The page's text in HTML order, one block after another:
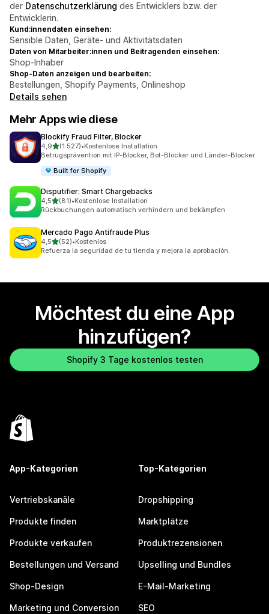
der Datenschutzerklärung des Entwicklers bzw. der
Entwicklerin.
Kund:innendaten einsehen:
Sensible Daten, Geräte- und Aktivitätsdaten
Daten von Mitarbeiter:innen und Beitragenden einsehen:
Shop-Inhaber
Shop-Daten anzeigen und bearbeiten:
Bestellungen, Shopify Payments, Onlineshop
Details sehen
Mehr Apps wie diese
Blockify Fraud Filter, Blocker
4,9von 5 Sternen
(1.527)
1527 Rezensionen insgesamt
•Kostenlose Installation
Betrugsprävention mit IP-Blocker, Bot-Blocker und Länder-Blocker
Built for Shopify
Disputifier: Smart Chargebacks
4,5von 5 Sternen
(81)
81 Rezensionen insgesamt
•Kostenlose Installation
Rückbuchungen automatisch verhindern und bekämpfen
Mercado Pago Antifraude Plus
4,5von 5 Sternen
(52)
52 Rezensionen insgesamt
•Kostenlos
Refuerza la seguridad de tu tienda y mejora la aprobación.
Möchtest du eine App
hinzufügen?
Shopify 3 Tage kostenlos testen
App-Kategorien
Vertriebskanäle
Produkte finden
Produkte verkaufen
Bestellungen und Versand
Shop-Design
Marketing und Conversion
Top-Kategorien
Dropshipping
Marktplätze
Produktrezensionen
Upselling und Bundles
E-Mail-Marketing
SEO